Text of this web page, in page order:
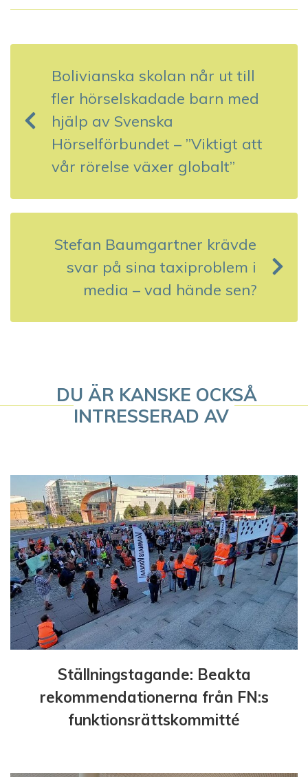
n
s
i
r
n
g
Bolivianska skolan når ut till
fler hörselskadade barn med
hjälp av Svenska
Hörselförbundet – ”Viktigt att
vår rörelse växer globalt”
Stefan Baumgartner krävde
svar på sina taxiproblem i
media – vad hände sen?
DU ÄR KANSKE OCKSÅ
INTRESSERAD AV
Ställningstagande: Beakta
rekommendationerna från FN:s
funktionsrättskommitté